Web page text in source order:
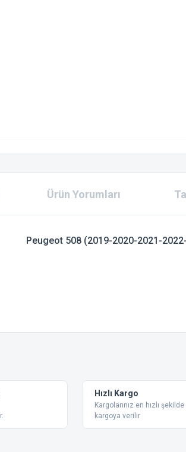
Ürün Yorumları
Peugeot 508 (2019-2020-2021-
bozuk veya görüntülenemiyor.
eksik bilgiler bulunuyor.
bulunuyor.
daha pahalı.
Hızlı Kargo
Kargolarınız en hızlı şekilde
kargoya verilir